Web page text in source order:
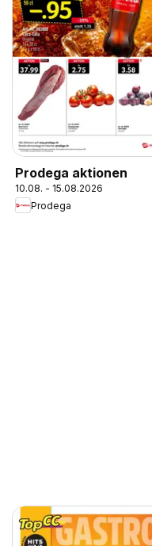
Prodega aktionen
10.08. - 15.08.2026
Prodega